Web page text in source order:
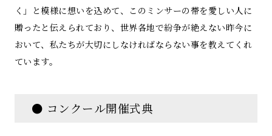
く」と模様に想いを込めて、このミンサーの帯を愛しい人に
贈ったと伝えられており、世界各地で紛争が絶えない昨今に
おいて、私たちが大切にしなければならない事を教えてくれ
ています。
● コンクール開催式典